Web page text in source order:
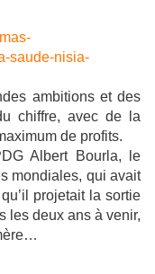
saude-nisia-
ambitions et des
chiffre, avec de la
de profits.
Albert Bourla, le
mondiales, qui avait
projetait la sortie
les deux ans à venir,